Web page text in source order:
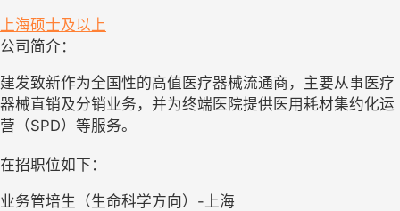
上海硕士及以上
公司简介：
建发致新作为全国性的高值医疗器械流通商，主要从事医疗
器械直销及分销业务，并为终端医院提供医用耗材集约化运
营（SPD）等服务。
在招职位如下：
业务管培生（生命科学方向）-上海